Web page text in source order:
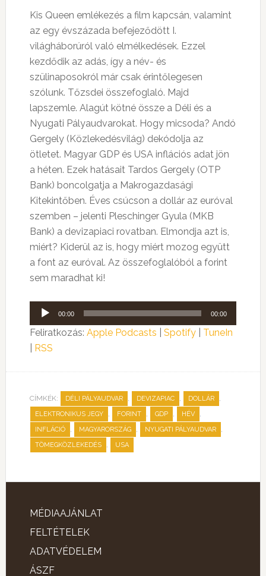
Kis Queen emlékezés a film kapcsán, valamint
az egy évszázada befejeződött I.
világháborúról való elmélkedések. Ezzel
kezdődik az adás, így a név- és
szülinaposokról már csak érintőlegesen
szólunk. Tőzsdei összefoglaló. Majd
lapszemle. Alagút kötné össze a Déli és a
Nyugati Pályaudvarokat. Hogy micsoda? Andó
Gergely (Közlekedésvilág) dekódolja az
ötletet. Magyar GDP és USA inflációs adat jön
a héten. Ezek hatásait Tardos Gergely (OTP
Bank) boncolgatja a Makrogazdasági
Kitekintőben. Éves csúcson a dollár az euróval
szemben – jelenti Pleschinger Gyula (MKB
Bank) a devizapiaci rovatban. Elmondja azt is,
miért? Kiderül az is, hogy miért mozog együtt
a font az euróval. Az összefoglalóból a forint
sem maradhat ki!
Audió
lejátszó
00:00 00:00
Feliratkozás: Apple Podcasts Spotify| TuneIn
RSS
CÍMKÉK: DÉLI PÁLYAUDVAR , DEVIZAPIAC , DOLLÁR ,
ELEKTRONIKUS JEGY , FORINT , GDP , HÉV ,
INFLÁCIÓ , MAGYARORSZÁG , NYUGATI PÁLYAUDVAR ,
TÖMEGKÖZLEKEDÉS , USA
MÉDIAAJÁNLAT
FELTÉTELEK
ADATVÉDELEM
ÁSZF